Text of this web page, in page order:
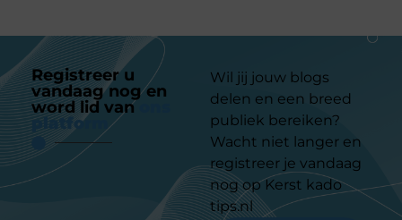
Registreer u
vandaag nog en
word lid van
platform
Wil jij jouw blogs
delen en een breed
publiek bereiken?
Wacht niet langer en
registreer je vandaag
nog op Kerst kado
tips.nl